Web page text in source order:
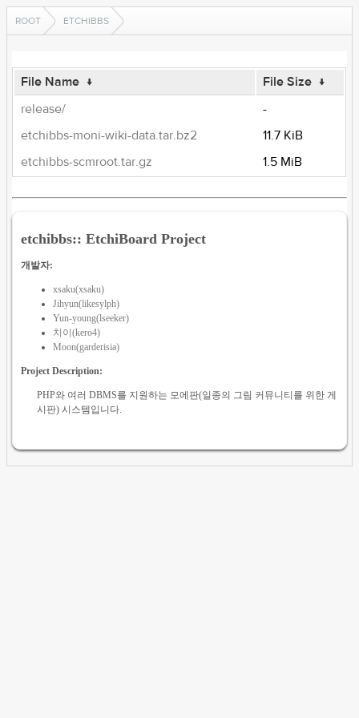
ROOT ETCHIBBS
File Name ↓ File Size ↓
release/
-
etchibbs-moni-wiki-data.tar.bz2
11.7 KiB
etchibbs-scmroot.tar.gz
1.5 MiB
etchibbs:: EtchiBoard Project
개발자:
xsaku(xsaku)
Jihyun(likesylph)
Yun-young(lseeker)
치이(kero4)
Moon(garderisia)
Project Description:
PHP와 여러 DBMS를 지원하는 모에판(일종의 그림 커뮤니티를 위한 게
시판) 시스템입니다.